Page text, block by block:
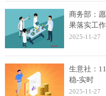
商务部：
果落实工
2025-11-27
生意社：
稳-实时
2025-11-27